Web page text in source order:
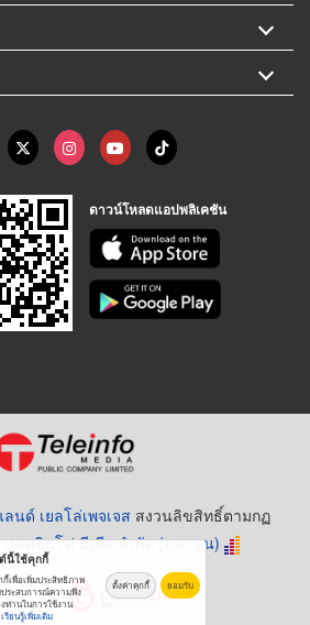
ดาวน์โหลดแอปพลิเคชัน
นด์ เยลโล่เพจเจส สงวนลิขสิทธิ์ตามกฏ
ทเลอินโฟ มีเดีย จำกัด (มหาชน)
นี้ใช้คุกกี้
กี้เพื่อเพิ่มประสิทธิภาพ
ระสบการณ์ความพึง
ท่านในการใช้งาน
เรียนรู้เพิ่มเติม
ตั้งค่าคุกกี้ ยอมรับ